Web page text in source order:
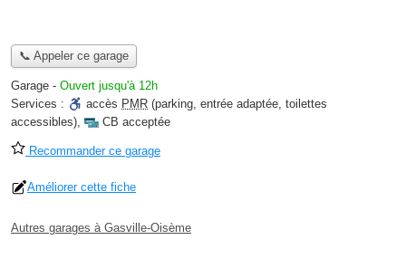
📞 Appeler ce garage
Garage - Ouvert jusqu'à 12h
Services :
accès PMR (parking, entrée adaptée, toilettes
accessibles), CB acceptée
Recommander ce garage
Améliorer cette fiche
Autres garages à Gasville-Oisème